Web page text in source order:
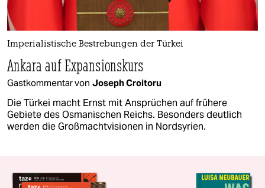
Imperialistische Bestrebungen der Türkei
Ankara auf Expansionskurs
Gastkommentar von Joseph Croitoru
Die Türkei macht Ernst mit Ansprüchen auf frühere
Gebiete des Osmanischen Reichs. Besonders deutlich
werden die Großmachtvisionen in Nordsyrien.